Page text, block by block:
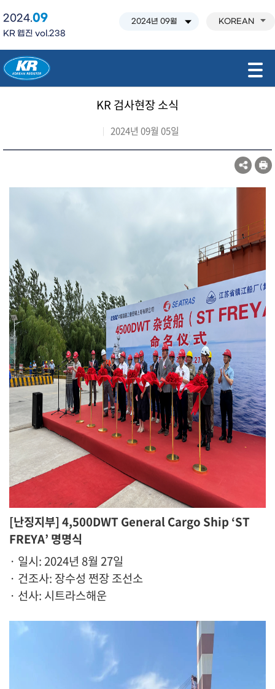
2024.09
KR 웹진 vol.238
KOREAN
KR 검사현장 소식
2024년 09월 05일
[난징지부] 4,500DWT General Cargo Ship ‘ST
FREYA’ 명명식
· 일시: 2024년 8월 27일
· 건조사: 장수성 쩐장 조선소
· 선사: 시트라스해운